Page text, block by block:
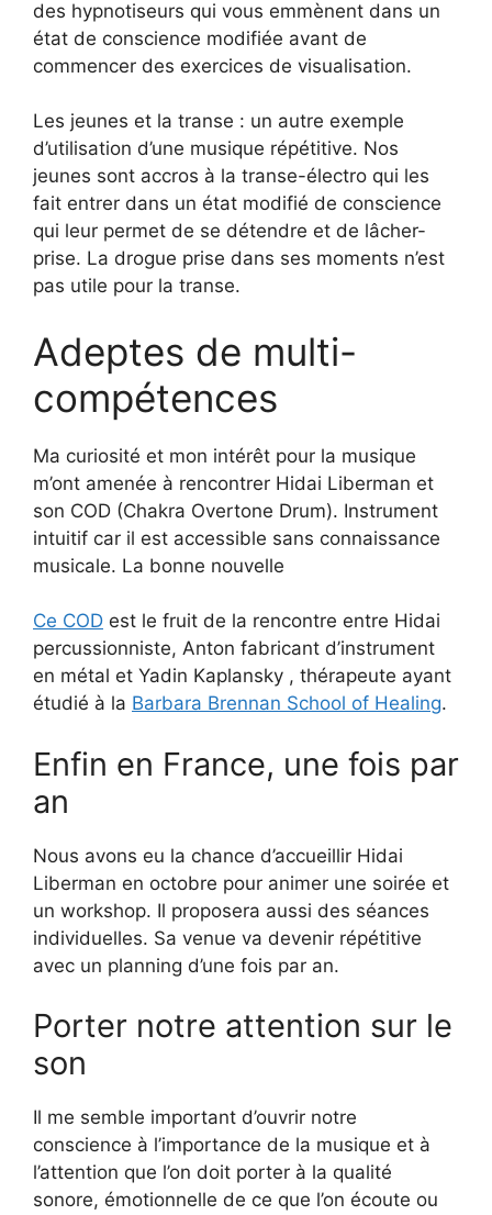
des hypnotiseurs qui vous emmènent dans un
état de conscience modifiée avant de
commencer des exercices de visualisation.
Les jeunes et la transe : un autre exemple
d’utilisation d’une musique répétitive. Nos
jeunes sont accros à la transe-électro qui les
fait entrer dans un état modifié de conscience
qui leur permet de se détendre et de lâcher-
prise. La drogue prise dans ses moments n’est
pas utile pour la transe.
Adeptes de multi-
compétences
Ma curiosité et mon intérêt pour la musique
m’ont amenée à rencontrer Hidai Liberman et
son COD (Chakra Overtone Drum). Instrument
intuitif car il est accessible sans connaissance
musicale. La bonne nouvelle
Ce COD est le fruit de la rencontre entre Hidai
percussionniste, Anton fabricant d’instrument
en métal et Yadin Kaplansky , thérapeute ayant
étudié à la Barbara Brennan School of Healing.
Enfin en France, une fois par
an
Nous avons eu la chance d’accueillir Hidai
Liberman en octobre pour animer une soirée et
un workshop. Il proposera aussi des séances
individuelles. Sa venue va devenir répétitive
avec un planning d’une fois par an.
Porter notre attention sur le
son
Il me semble important d’ouvrir notre
conscience à l’importance de la musique et à
l’attention que l’on doit porter à la qualité
sonore, émotionnelle de ce que l’on écoute ou